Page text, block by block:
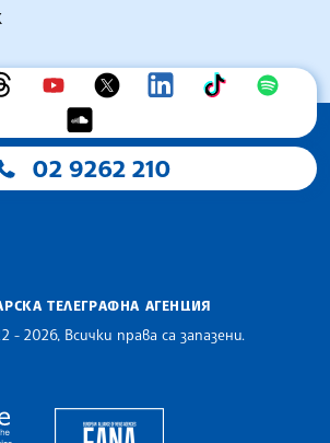
02 9262 210
ТЕЛЕГРАФНА АГЕНЦИЯ
- 2026, Всички права са запазени.
The Assocoation of the Balkan News Agencies